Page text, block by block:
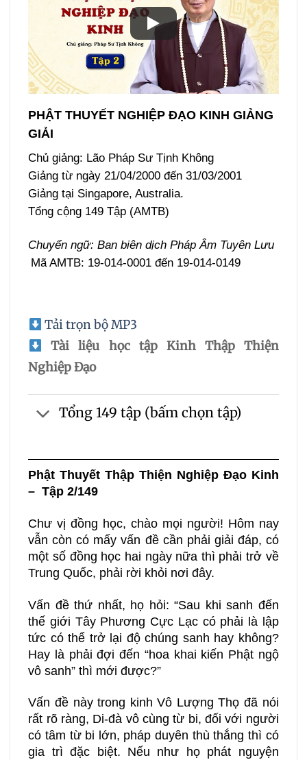
PHẬT THUYẾT NGHIỆP ĐẠO KINH GIẢNG
GIẢI
Chủ giảng: Lão Pháp Sư Tịnh Không
Giảng từ ngày 21/04/2000 đến 31/03/2001
Giảng tại Singapore, Australia.
Tổng cộng 149 Tập (AMTB)
Chuyển ngữ: Ban biên dịch Pháp Âm Tuyên Lưu
Mã AMTB: 19-014-0001 đến 19-014-0149
Tải trọn bộ MP3
Tài liệu học tập Kinh Thập Thiện
Nghiệp Đạo
Tổng 149 tập (bấm chọn tập)
Phật Thuyết Thập Thiện Nghiệp Đạo Kinh
– Tập 2/149
Chư vị đồng học, chào mọi người! Hôm nay
vẫn còn có mấy vấn đề cần phải giải đáp, có
một số đồng học hai ngày nữa thì phải trở về
Trung Quốc, phải rời khỏi nơi đây.
Vấn đề thứ nhất, họ hỏi: “Sau khi sanh đến
thế giới Tây Phương Cực Lạc có phải là lập
tức có thể trở lại độ chúng sanh hay không?
Hay là phải đợi đến “hoa khai kiến Phật ngộ
vô sanh” thì mới được?”
Vấn đề này trong kinh Vô Lượng Thọ đã nói
rất rõ ràng, Di-đà vô cùng từ bi, đối với người
có tâm từ bi lớn, pháp duyên thù thắng thì có
gia trì đặc biệt. Nếu như họ phát nguyện